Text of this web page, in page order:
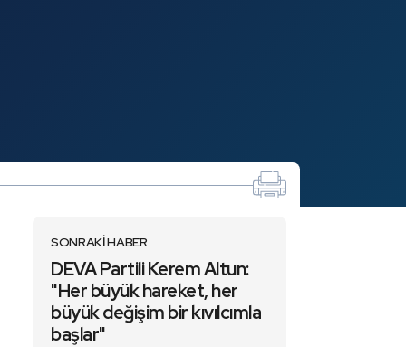
SONRAKİ HABER
DEVA Partili Kerem Altun:
"Her büyük hareket, her
büyük değişim bir kıvılcımla
başlar"